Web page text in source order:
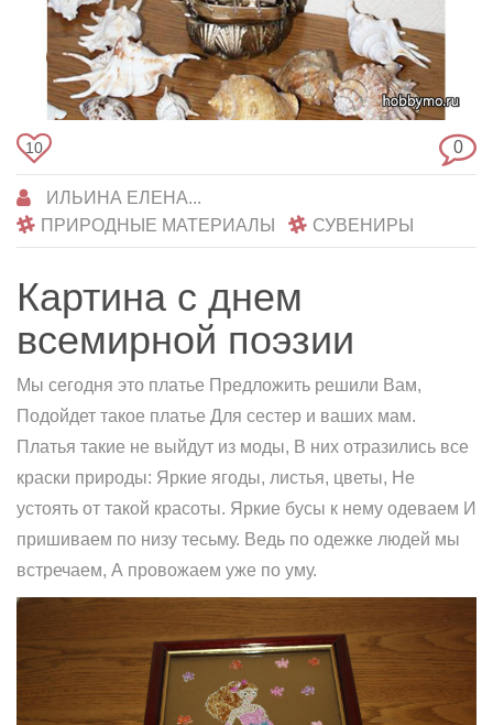
10 0
ИЛЬИНА ЕЛЕНА...
ПРИРОДНЫЕ МАТЕРИАЛЫ
СУВЕНИРЫ
Картина с днем
всемирной поэзии
Мы сегодня это платье Предложить решили Вам,
Подойдет такое платье Для сестер и ваших мам.
Платья такие не выйдут из моды, В них отразились все
краски природы: Яркие ягоды, листья, цветы, Не
устоять от такой красоты. Яркие бусы к нему одеваем И
пришиваем по низу тесьму. Ведь по одежке людей мы
встречаем, А провожаем уже по уму.